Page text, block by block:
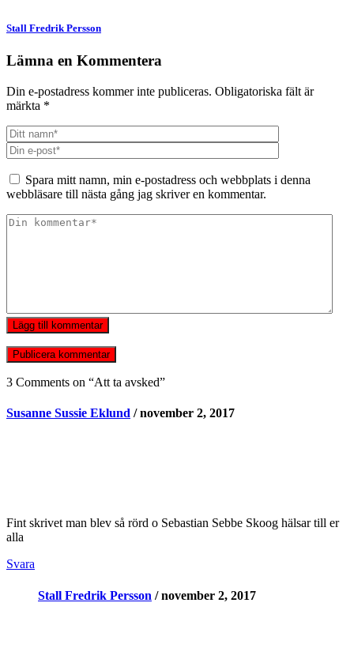
Stall Fredrik Persson
Lämna en Kommentera
Din e-postadress kommer inte publiceras. Obligatoriska fält är
märkta *
Spara mitt namn, min e-postadress och webbplats i denna
webbläsare till nästa gång jag skriver en kommentar.
Lägg till kommentar
3 Comments on “Att ta avsked”
Susanne Sussie Eklund / november 2, 2017
Fint skrivet man blev så rörd o Sebastian Sebbe Skoog hälsar till er
alla
Svara
Stall Fredrik Persson / november 2, 2017